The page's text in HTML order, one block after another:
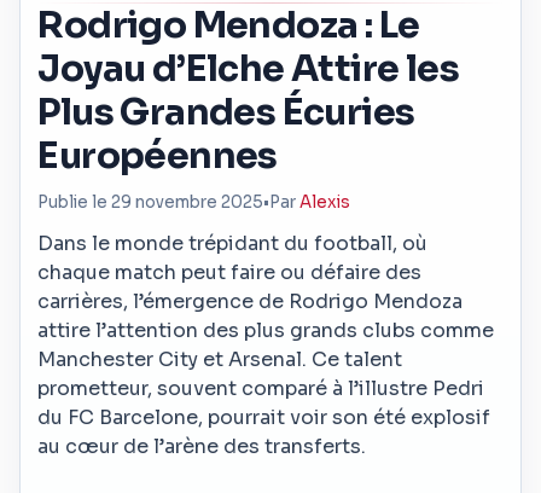
Rodrigo Mendoza : Le
Joyau d’Elche Attire les
Plus Grandes Écuries
Européennes
Publie le 29 novembre 2025• ParAlexis
Dans le monde trépidant du football, où
chaque match peut faire ou défaire des
carrières, l’émergence de Rodrigo Mendoza
attire l’attention des plus grands clubs comme
Manchester City et Arsenal. Ce talent
prometteur, souvent comparé à l’illustre Pedri
du FC Barcelone, pourrait voir son été explosif
au cœur de l’arène des transferts.